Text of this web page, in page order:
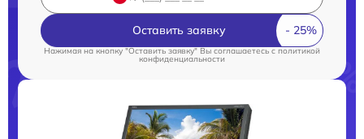
Оставить заявку
Нажимая на кнопку "Оставить заявку" Вы соглашаетесь cполитикой
конфиденциальности